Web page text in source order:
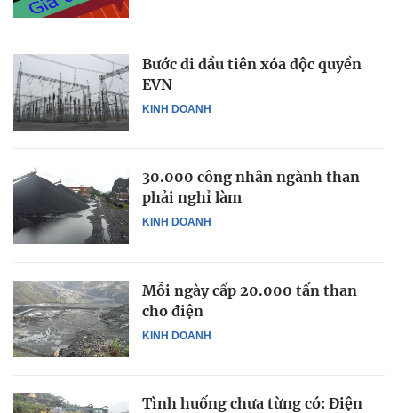
KINH DOANH
Bước đi đầu tiên xóa độc quyền
EVN
KINH DOANH
30.000 công nhân ngành than
phải nghỉ làm
KINH DOANH
Mỗi ngày cấp 20.000 tấn than
cho điện
Tình huống chưa từng có: Điện